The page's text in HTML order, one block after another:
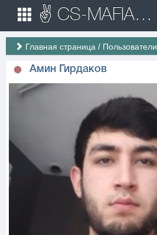
✌ CS-MAFIA.RU ✌ Игровые сервера Counter Strike 1.6
Главная страница / Пользователи
Амин Гирдаков